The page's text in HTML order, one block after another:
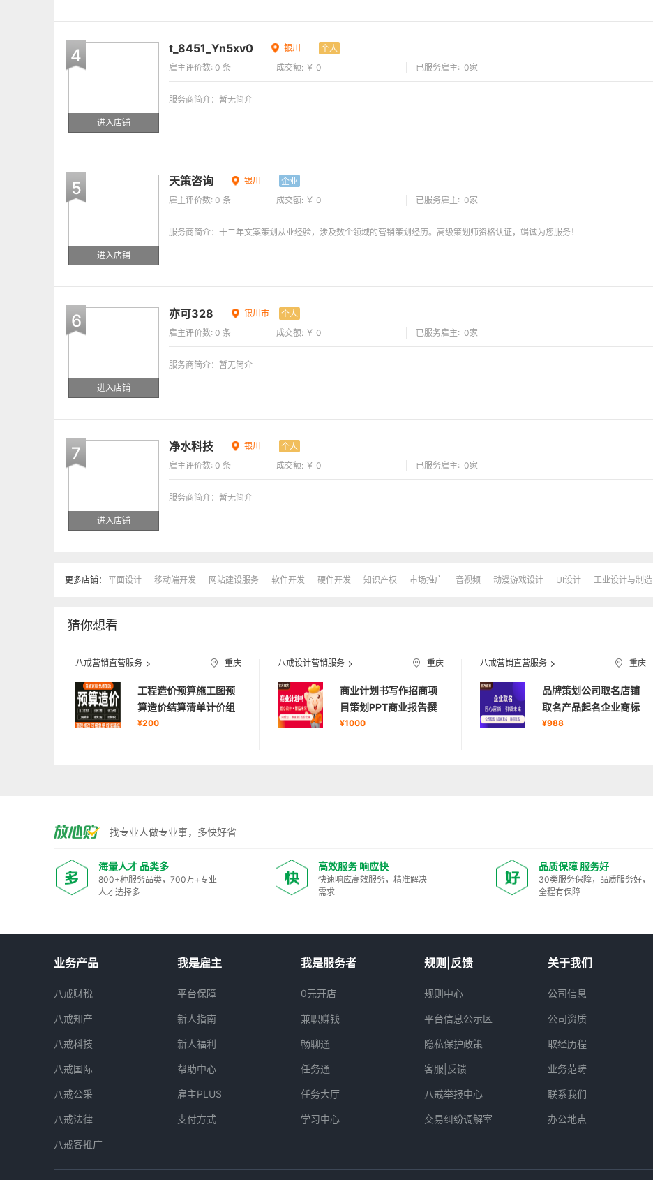
4
进入店铺
t_8451_Yn5xv0 银川 个人
雇主评价数: 0 条 成交额: ￥ 0 已服务雇主: 0家
服务商简介：暂无简介
5
进入店铺
天策咨询 银川 企业
雇主评价数: 0 条 成交额: ￥ 0 已服务雇主: 0家
服务商简介：十二年文案策划从业经验，涉及数个领域的营销策划经历。高级策划师资格认证，竭诚为您服务！
6
进入店铺
亦可328 银川市 个人
雇主评价数: 0 条 成交额: ￥ 0 已服务雇主: 0家
服务商简介：暂无简介
7
进入店铺
净水科技 银川 个人
雇主评价数: 0 条 成交额: ￥ 0 已服务雇主: 0家
服务商简介：暂无简介
更多店铺： 平面设计 移动端开发 网站建设服务 软件开发 硬件开发 知识产权 市场推广 音视频 动漫游戏设计 UI设计 工业设计与制造
猜你想看
八戒营销直营服务 重庆
工程造价预算施工图预
算造价结算清单计价组
价建模
¥200
八戒设计营销服务 重庆
商业计划书写作招商项
目策划PPT商业报告撰
写申报
¥1000
八戒营销直营服务 重庆
品牌策划公司取名店铺
取名产品起名企业商标
取名
¥988
找专业人做专业事，多快好省
海量人才 品类多
800+种服务品类，700万+专业
人才选择多
高效服务 响应快
快速响应高效服务，精准解决
需求
品质保障 服务好
30类服务保障，品质服务好，
全程有保障
业务产品
八戒财税
八戒知产
八戒科技
八戒国际
八戒公采
八戒法律
八戒客推广
我是雇主
平台保障
新人指南
新人福利
帮助中心
雇主PLUS
支付方式
我是服务者
0元开店
兼职赚钱
畅聊通
任务通
任务大厅
学习中心
规则|反馈
规则中心
平台信息公示区
隐私保护政策
客服|反馈
八戒举报中心
交易纠纷调解室
关于我们
公司信息
公司资质
取经历程
业务范畴
联系我们
办公地点